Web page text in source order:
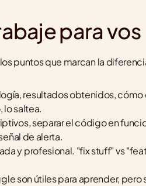
para vos
puntos que marcan la
resultados obtenidos, cómo
lo saltea.
separar el código en
de alerta.
y profesional. "fix stuff" vs
son útiles para aprender, pero